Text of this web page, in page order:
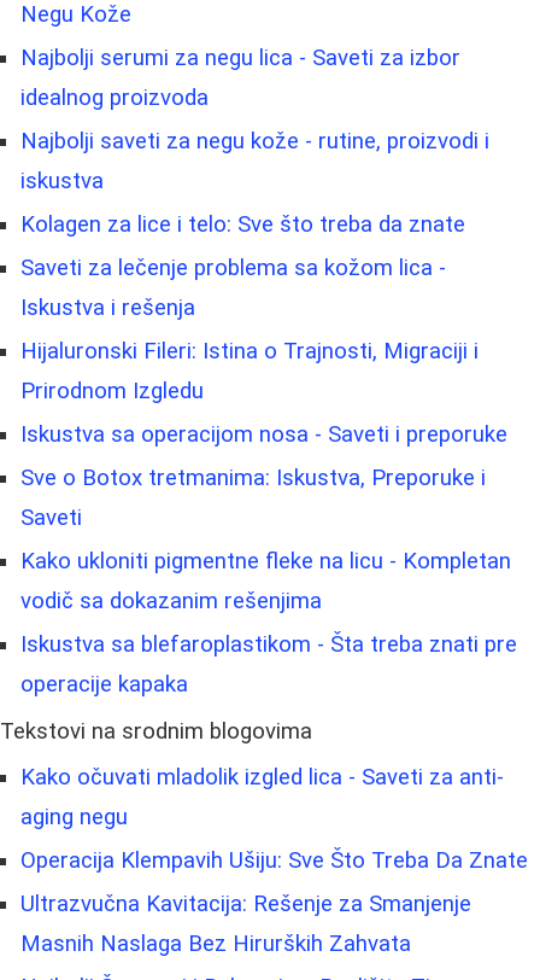
Negu Kože
Najbolji serumi za negu lica - Saveti za izbor
idealnog proizvoda
Najbolji saveti za negu kože - rutine, proizvodi i
iskustva
Kolagen za lice i telo: Sve što treba da znate
Saveti za lečenje problema sa kožom lica -
Iskustva i rešenja
Hijaluronski Fileri: Istina o Trajnosti, Migraciji i
Prirodnom Izgledu
Iskustva sa operacijom nosa - Saveti i preporuke
Sve o Botox tretmanima: Iskustva, Preporuke i
Saveti
Kako ukloniti pigmentne fleke na licu - Kompletan
vodič sa dokazanim rešenjima
Iskustva sa blefaroplastikom - Šta treba znati pre
operacije kapaka
Tekstovi na srodnim blogovima
Kako očuvati mladolik izgled lica - Saveti za anti-
aging negu
Operacija Klempavih Ušiju: Sve Što Treba Da Znate
Ultrazvučna Kavitacija: Rešenje za Smanjenje
Masnih Naslaga Bez Hirurških Zahvata